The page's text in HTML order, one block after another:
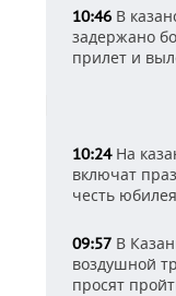
10:46 В
задержано
прилет и
10:24На
включат
честь
09:57 В
воздушной
просят